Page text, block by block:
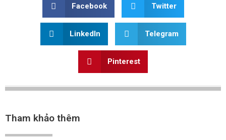
Facebook Twitter
LinkedIn Telegram
Pinterest
Tham khảo thêm